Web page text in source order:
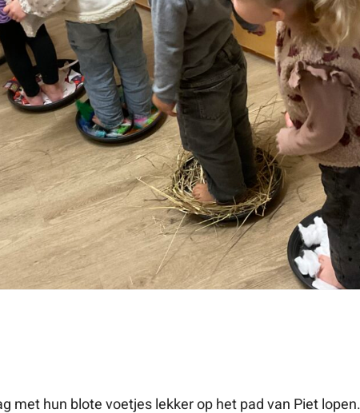
met hun blote voetjes lekker op het pad van Piet lopen.